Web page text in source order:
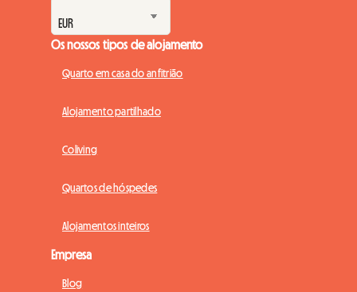
Os nossos tipos de alojamento
Quarto em casa do anfitrião
Alojamento partilhado
Coliving
Quartos de hóspedes
Alojamentos inteiros
Empresa
Blog